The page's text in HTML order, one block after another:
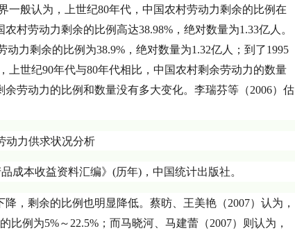
一般认为，上世纪80年代，中国农村劳动力剩余的比例在
村劳动力剩余的比例高达38.98%，绝对数量为1.33亿人。
动力剩余的比例为38.9%，绝对数量为1.32亿人；到了1995
上世纪90年代与80年代相比，中国农村剩余劳动力的数量
劳动力的比例和数量没有多大变化。李瑞芬等（2006）估
成本收益资料汇编》(历年)，中国统计出版社。
，剩余的比例也明显降低。蔡昉、王美艳（2007）认为，
例为5%～22.5%；而马晓河、马建蕾（2007）则认为，